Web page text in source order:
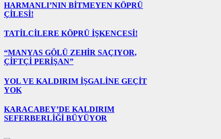
HARMANLI’NIN BİTMEYEN KÖPRÜ
ÇİLESİ!
TATİLCİLERE KÖPRÜ İŞKENCESİ!
“MANYAS GÖLÜ ZEHİR SAÇIYOR,
ÇİFTÇİ PERİŞAN”
YOL VE KALDIRIM İŞGALİNE GEÇİT
YOK
KARACABEY’DE KALDIRIM
SEFERBERLİĞİ BÜYÜYOR